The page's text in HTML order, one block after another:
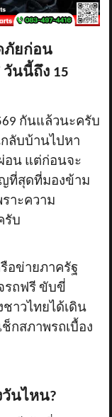
ภัยก่อน
นนี้ถึง 15
กันแล้วนะครับ
กลับบ้านไปหา
อน แต่ก่อนจะ
ที่สุดที่มองข้าม
ราะความ
รับ
อข่ายภาครัฐ
รถฟรี ขับขี่
าวไทยได้เดิน
กสภาพรถเบื้อง
วันไหน?